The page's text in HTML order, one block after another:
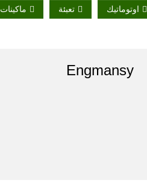
اوتوماتيك تعبئة ماكينات
Engmansy